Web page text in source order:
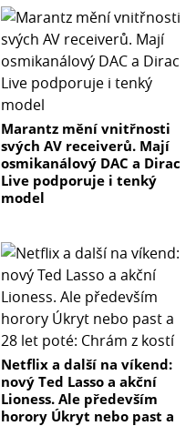
Marantz mění vnitřnosti
svých AV receiverů. Mají
osmikanálový DAC a Dirac
Live podporuje i tenký
model
Netflix a další na víkend:
nový Ted Lasso a akční
Lioness. Ale především
horory Úkryt nebo past a